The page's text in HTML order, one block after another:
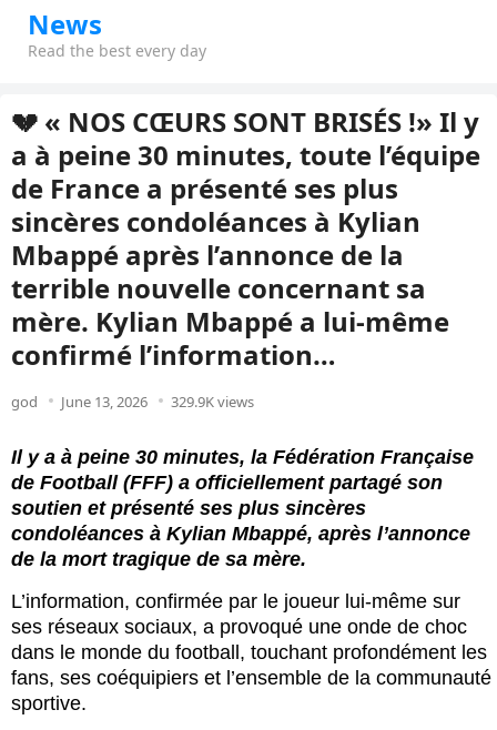
News
Read the best every day
💔 « NOS CŒURS SONT BRISÉS !» Il y
a à peine 30 minutes, toute l’équipe
de France a présenté ses plus
sincères condoléances à Kylian
Mbappé après l’annonce de la
terrible nouvelle concernant sa
mère. Kylian Mbappé a lui-même
confirmé l’information…
god June 13, 2026 329.9K views